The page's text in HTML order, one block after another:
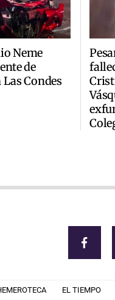
Neme
de
Condes
EL TIEMPO